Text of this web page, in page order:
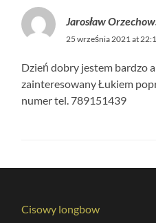
Jarosław
25 września 2021 at
Dzień dobry jestem bardzo
zainteresowany Łukiem
numer tel. 789151439
Cisowy longbow